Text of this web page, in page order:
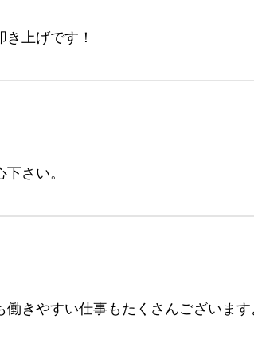
上げです！
さい。
きやすい仕事もたくさんございます